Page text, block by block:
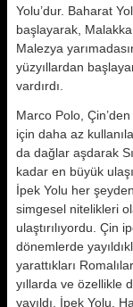
Yolu’dur. Baharat
başlayarak, Malakka
Malezya
yüzyıllardan
vardırdı.
Marco Polo,
için da­ha az
da dağlar aşdarak
kadar en büyük
İpek Yolu her
simgesel nitelikleri
ulaştırılıyordu. Çin
dönemlerde
yarat­tıkları
yıllarda ve özellik­le
yayıldı. İpek Yolu,